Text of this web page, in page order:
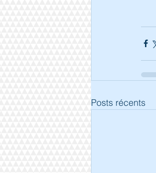
Posts récents